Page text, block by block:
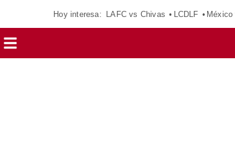
Hoy interesa: LAFC vs Chivas LCDLF México